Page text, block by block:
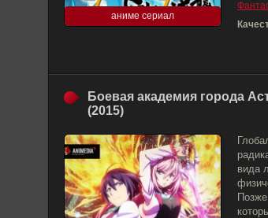
аниме сериал
Боевая академия города
(2015)
вида